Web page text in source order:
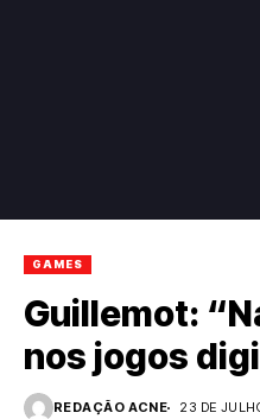
GAMES
Guillemot:
nos jogos
REDAÇÃO ACNE 23 DE